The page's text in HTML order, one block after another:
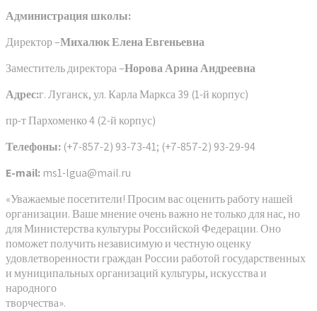
Администрация школы:
Директор –Михалюк Елена Евгеньевна
Заместитель директора –Норова Арина Андреевна
Адрес:г. Луганск, ул. Карла Маркса 39 (1-й корпус)
пр-т Пархоменко 4 (2-й корпус)
Телефоны: (+7-857-2) 93-73-41; (+7-857-2) 93-29-94
E-mail: ms1-lgua@mail.ru
«Уважаемые посетители! Просим вас оценить работу нашей
организации. Ваше мнение очень важно не только для нас, но
для Министерства культуры Российской Федерации. Оно
поможет получить независимую и честную оценку
удовлетворенности граждан России работой государственных
и муниципальных организаций культуры, искусства и
народного
творчества».